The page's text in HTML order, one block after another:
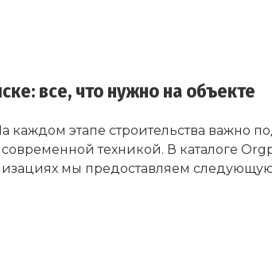
все, что нужно на объекте
этапе строительства важно
техникой. В каталоге
мы предоставляем